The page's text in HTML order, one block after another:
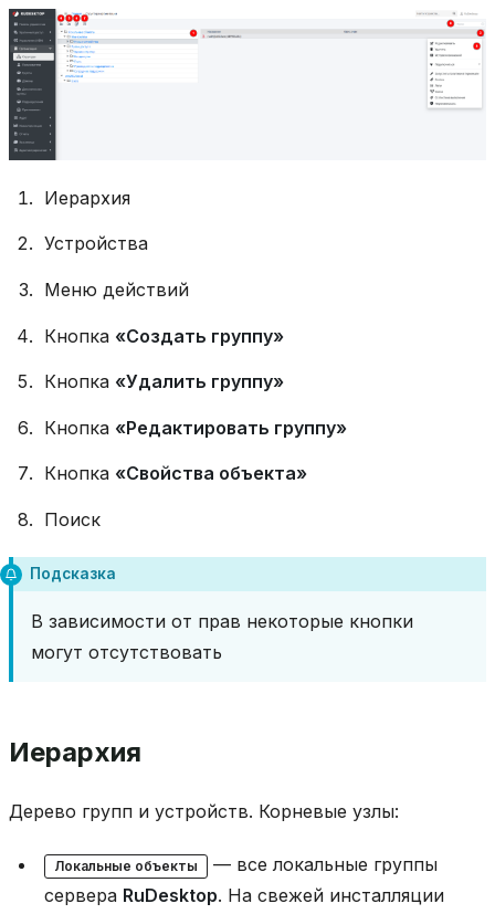
Иерархия
Устройства
Меню действий
Кнопка «Создать группу»
Кнопка «Удалить группу»
Кнопка «Редактировать группу»
Кнопка «Свойства объекта»
Поиск
Подсказка
В зависимости от прав некоторые кнопки
могут отсутствовать
Иерархия
Дерево групп и устройств. Корневые узлы:
Локальные объекты
— все локальные группы
сервера RuDesktop. На свежей инсталляции